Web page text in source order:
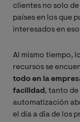
clientes no solo
países en los que
interesados en
Al mismo tiempo,
recursos se
todo en la
facilidad, tanto
automatización
el día a día de los